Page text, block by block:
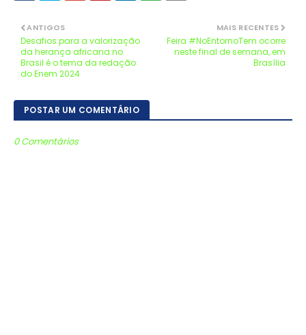
MAIS RECENTES
Feira #NoEntornoTem ocorre
neste final de semana, em
Brasília
ANTIGOS
Desafios para a valorização
da herança africana no
Brasil é o tema da redação
do Enem 2024
POSTAR UM COMENTÁRIO
0 Comentários